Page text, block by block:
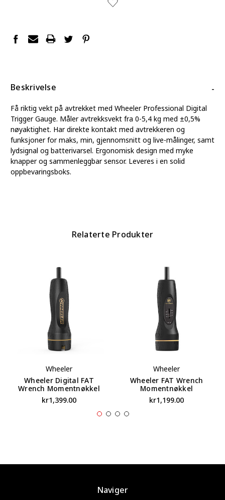
Beskrivelse -
Få riktig vekt på avtrekket med Wheeler Professional Digital
Trigger Gauge. Måler avtrekksvekt fra 0-5,4 kg med ±0,5%
nøyaktighet. Har direkte kontakt med avtrekkeren og
funksjoner for maks, min, gjennomsnitt og live-målinger, samt
lydsignal og batterivarsel. Ergonomisk design med myke
knapper og sammenleggbar sensor. Leveres i en solid
oppbevaringsboks.
Relaterte Produkter
Wheeler
Wheeler Digital FAT
Wrench Momentnøkkel
kr1,399.00
Wheeler
Wheeler FAT Wrench
Momentnøkkel
kr1,199.00
Naviger